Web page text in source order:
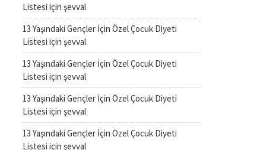
Listesi için şevval
13 Yaşındaki Gençler İçin Özel Çocuk Diyeti
Listesi için şevval
13 Yaşındaki Gençler İçin Özel Çocuk Diyeti
Listesi için şevval
13 Yaşındaki Gençler İçin Özel Çocuk Diyeti
Listesi için şevval
13 Yaşındaki Gençler İçin Özel Çocuk Diyeti
Listesi için şevval